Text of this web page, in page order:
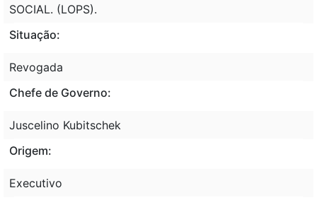
SOCIAL. (LOPS).
Situação:
Revogada
Chefe de Governo:
Juscelino Kubitschek
Origem:
Executivo